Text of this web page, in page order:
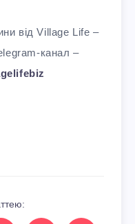
від Village Life –
канал –